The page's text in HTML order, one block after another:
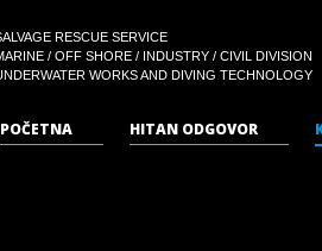
RESCUE SERVICE
/ OFF SHORE / INDUSTRY / CIVIL DIVISION
WORKS AND DIVING TECHNOLOGY
POČETNA HITAN ODGOVOR